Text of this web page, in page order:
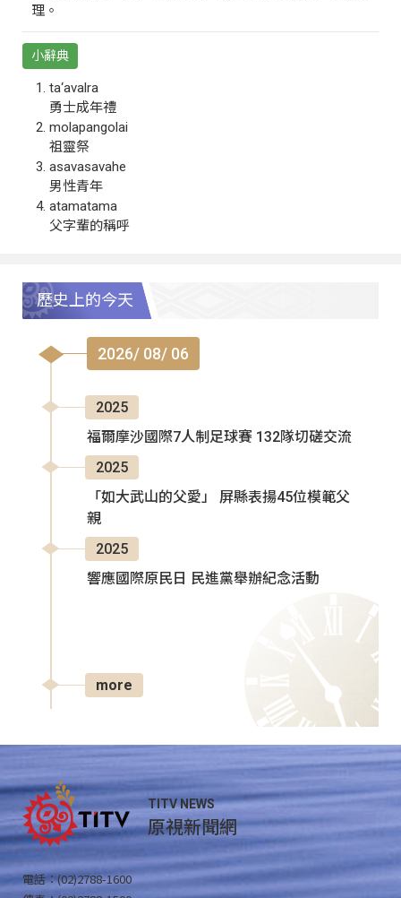
理。
小辭典
ta‘avalra
勇士成年禮
molapangolai
祖靈祭
asavasavahe
男性青年
atamatama
父字輩的稱呼
歷史上的今天
2026/ 08/ 06
2025
福爾摩沙國際7人制足球賽 132隊切磋交流
2025
「如大武山的父愛」 屏縣表揚45位模範父
親
2025
響應國際原民日 民進黨舉辦紀念活動
more
TITV NEWS
原視新聞網
電話：(02)2788-1600